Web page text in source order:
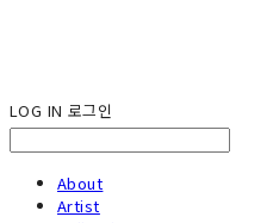
LOG IN 로그인
About
Artist